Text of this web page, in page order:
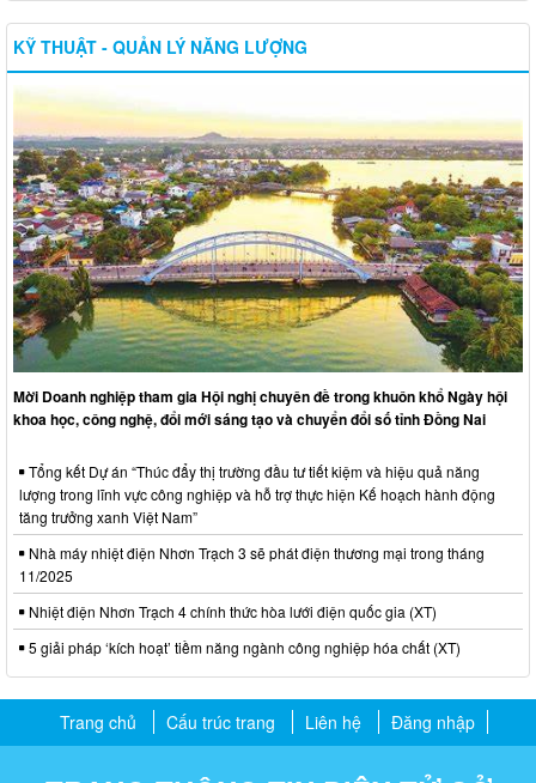
KỸ THUẬT - QUẢN LÝ NĂNG LƯỢNG
Mời Doanh nghiệp tham gia Hội nghị chuyên đề trong khuôn khổ Ngày hội
khoa học, công nghệ, đổi mới sáng tạo và chuyển đổi số tỉnh Đồng Nai
Tổng kết Dự án “Thúc đẩy thị trường đầu tư tiết kiệm và hiệu quả năng
lượng trong lĩnh vực công nghiệp và hỗ trợ thực hiện Kế hoạch hành động
tăng trưởng xanh Việt Nam”
Nhà máy nhiệt điện Nhơn Trạch 3 sẽ phát điện thương mại trong tháng
11/2025
Nhiệt điện Nhơn Trạch 4 chính thức hòa lưới điện quốc gia (XT)
5 giải pháp ‘kích hoạt’ tiềm năng ngành công nghiệp hóa chất (XT)
Trang chủ Cấu trúc trang Liên hệ Đăng nhập